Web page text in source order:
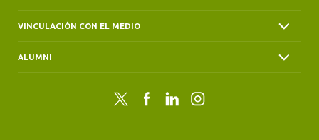
VINCULACIÓN CON EL MEDIO
ALUMNI
Twitter FacebookLinkedInInstagram